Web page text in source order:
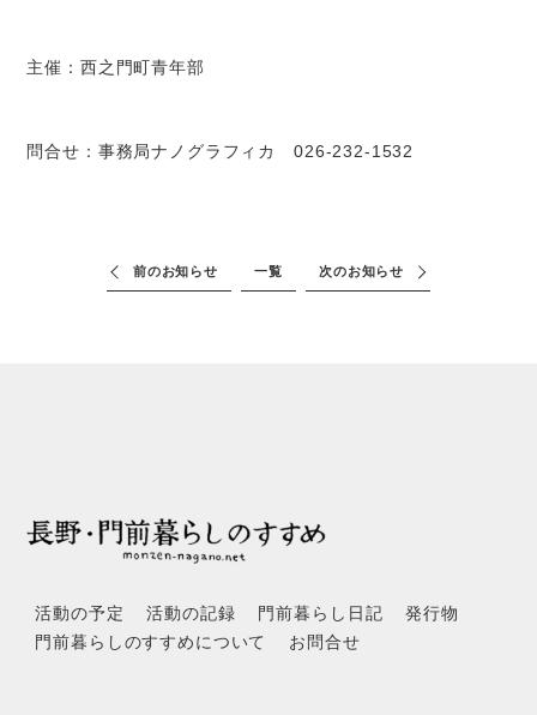
主催：西之門町青年部
問合せ：事務局ナノグラフィカ 026-232-1532
前のお知らせ 一覧 次のお知らせ
活動の予定 活動の記録 門前暮らし日記
発行物
門前暮らしのすすめについて
お問合せ